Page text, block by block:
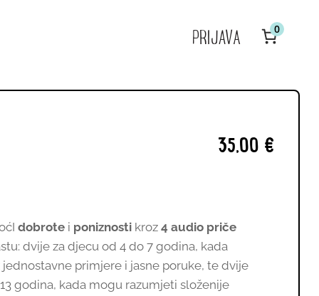
PRIJAVA
0
35,00 €
dobrotei poniznostikroz 4 audio priče
dvije za djecu od 4 do 7 godina, kada
primjere i jasne poruke, te dvije
godina, kada mogu razumjeti složenije